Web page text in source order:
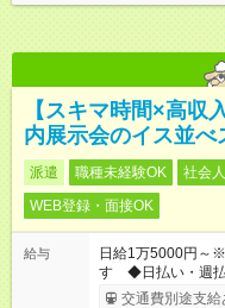
【スキマ時間×高収
内展示会のイス並べ
派遣 職種未経験OK 社会
WEB登録・面接OK
給与
日給1万5000円～
す ◆日払い・週払
異なります
交通費別途支給